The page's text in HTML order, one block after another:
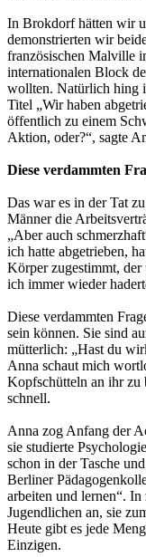
In Brokdorf hätten wir
demonstrierten wir
französischen Malville
internationalen Block
wollten. Natürlich hing
Titel „Wir haben
öffentlich zu einem
Aktion, oder?“, sagte
Diese verdammten
Das war es in der Tat
Männer die
„Aber auch
ich hatte abgetrieben,
Körper zugestimmt,
ich immer wieder
Diese verdammten
sein können. Sie sind
mütterlich: „Hast du
Anna schaut mich
Kopfschütteln an ihr zu
schnell.
Anna zog Anfang der
sie studierte
schon in der Tasche
Berliner
arbeiten und lernen“.
Jugendlichen an, sie
Heute gibt es jede
Einzigen.